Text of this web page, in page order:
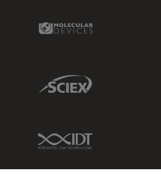
Molecular Devices Link
Sciex Link
IDT Link